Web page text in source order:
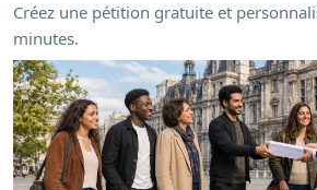
Créez une pétition gratuite et
minutes.